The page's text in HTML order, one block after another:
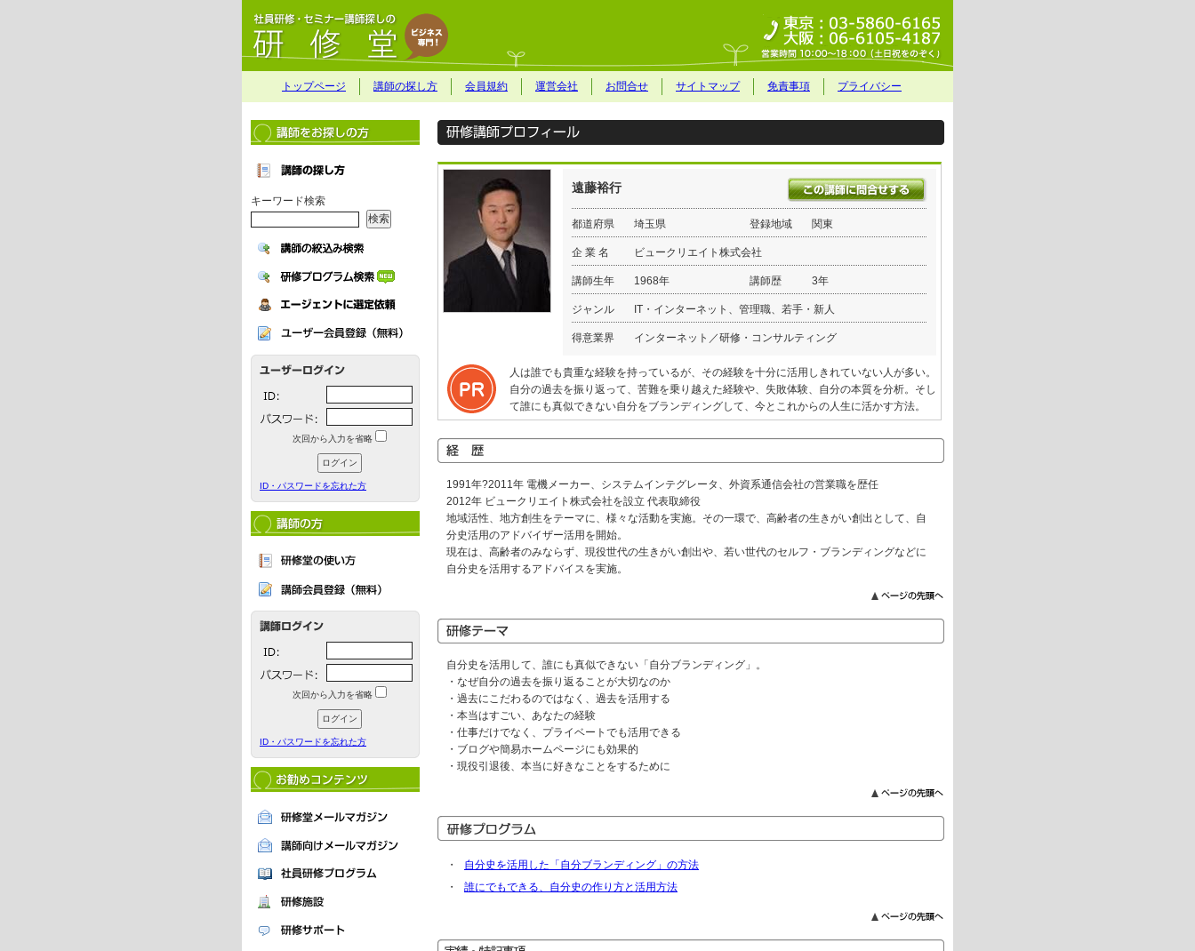
トップページ 講師の探し方 会員規約 運営会社 お問合せ サイトマップ 免責事項 プライバシー
キーワード検索
次回から入力を省略
ID・パスワードを忘れた方
次回から入力を省略
ID・パスワードを忘れた方
遠藤裕行
都道府県 埼玉県 登録地域 関東
企 業 名 ビュークリエイト株式会社
講師生年 1968年 講師歴 3年
ジャンル IT・インターネット、管理職、若手・新人
得意業界 インターネット／研修・コンサルティング
人は誰でも貴重な経験を持っているが、その経験を十分に活用しきれていない人が多い。
自分の過去を振り返って、苦難を乗り越えた経験や、失敗体験、自分の本質を分析。そし
て誰にも真似できない自分をブランディングして、今とこれからの人生に活かす方法。
1991年?2011年 電機メーカー、システムインテグレータ、外資系通信会社の営業職を歴任
2012年 ビュークリエイト株式会社を設立 代表取締役
地域活性、地方創生をテーマに、様々な活動を実施。その一環で、高齢者の生きがい創出として、自
分史活用のアドバイザー活用を開始。
現在は、高齢者のみならず、現役世代の生きがい創出や、若い世代のセルフ・ブランディングなどに
自分史を活用するアドバイスを実施。
自分史を活用して、誰にも真似できない「自分ブランディング」。
・なぜ自分の過去を振り返ることが大切なのか
・過去にこだわるのではなく、過去を活用する
・本当はすごい、あなたの経験
・仕事だけでなく、プライベートでも活用できる
・ブログや簡易ホームページにも効果的
・現役引退後、本当に好きなことをするために
・
自分史を活用した「自分ブランディング」の方法
・
誰にでもできる、自分史の作り方と活用方法